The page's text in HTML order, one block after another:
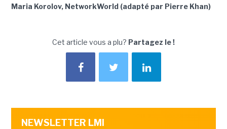
Maria Korolov, NetworkWorld (adapté par Pierre Khan)
Cet article vous a plu? Partagez le !
NEWSLETTER LMI